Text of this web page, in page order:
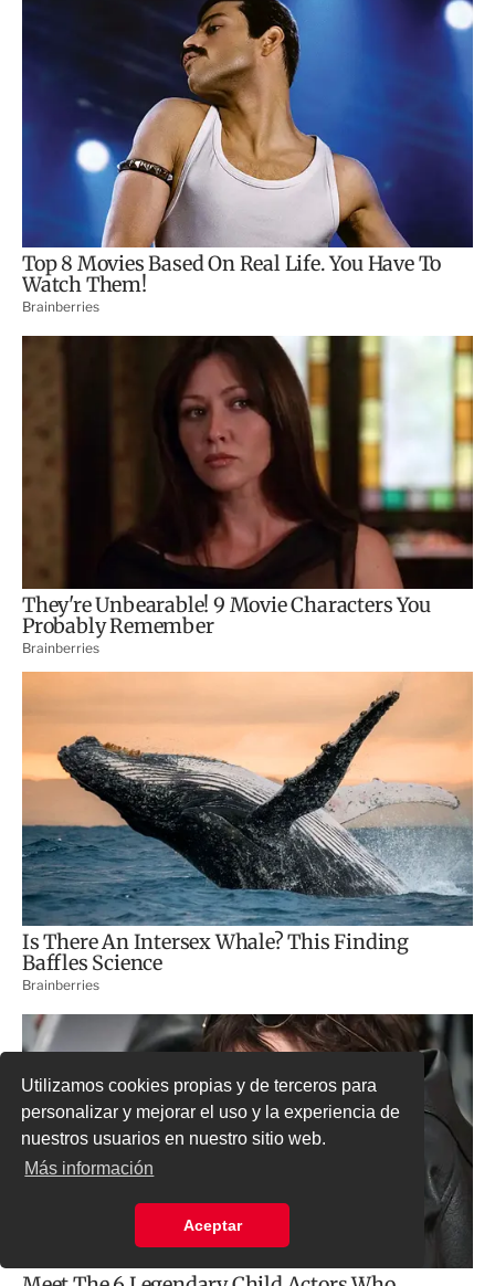
Utilizamos cookies propias y de terceros para
personalizar y mejorar el uso y la experiencia de
nuestros usuarios en nuestro sitio web.
Más información
Aceptar